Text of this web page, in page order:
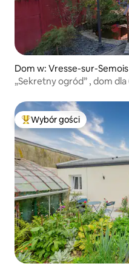
Dom w: Vresse-sur-Semois
„Sekretny ogród”
Najpopularniejsze z
Wybór gości